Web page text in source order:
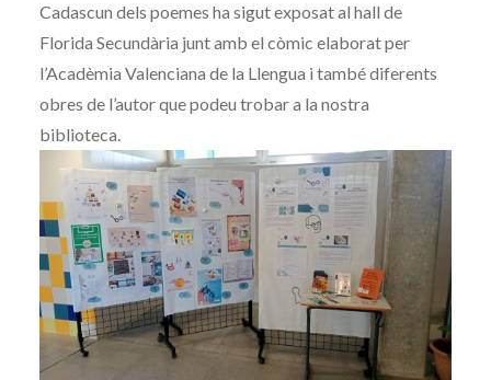
Cadascun dels poemes ha sigut exposat al hall de
Florida Secundària junt amb el còmic elaborat per
l’Acadèmia Valenciana de la Llengua i també diferents
obres de l’autor que podeu trobar a la nostra
biblioteca.